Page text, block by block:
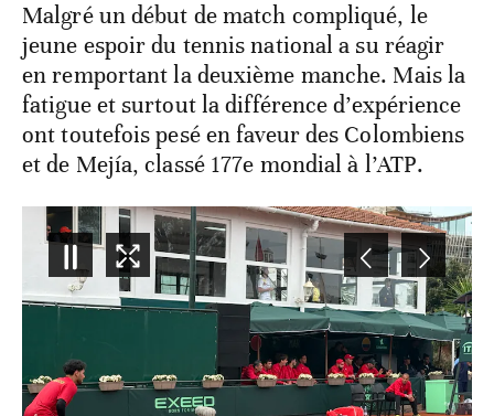
Malgré un début de match compliqué, le
jeune espoir du tennis national a su réagir
en remportant la deuxième manche. Mais la
fatigue et surtout la différence d’expérience
ont toutefois pesé en faveur des Colombiens
et de Mejía, classé 177e mondial à l’ATP.